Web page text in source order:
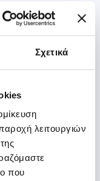
Σχετικά
λειτουργιών
που